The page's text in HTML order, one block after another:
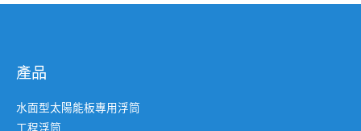
產品
水面型太陽能板專用浮筒
工程浮筒